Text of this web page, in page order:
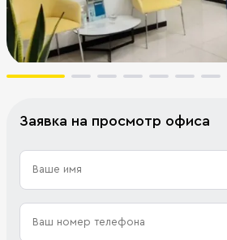
Заявка на просмотр офиса